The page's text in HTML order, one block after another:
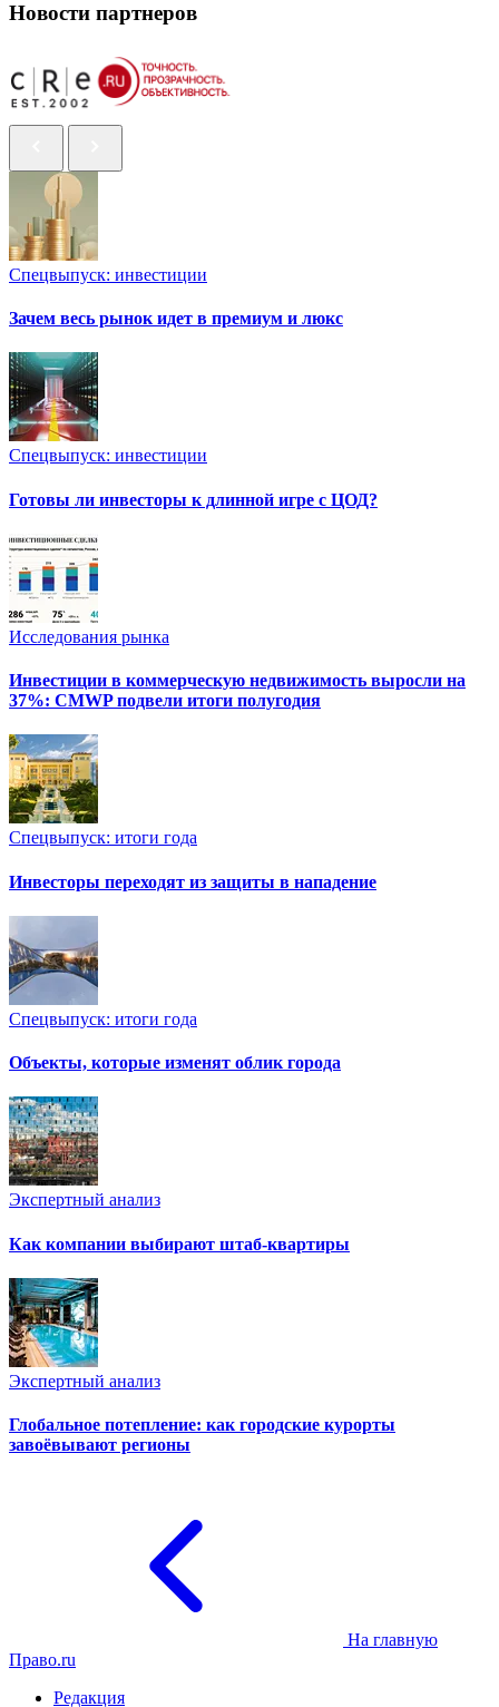
Новости партнеров
Спецвыпуск: инвестиции
Зачем весь рынок идет в премиум и люкс
Спецвыпуск: инвестиции
Готовы ли инвесторы к длинной игре с ЦОД?
Исследования рынка
Инвестиции в коммерческую недвижимость выросли на
37%: CMWP подвели итоги полугодия
Спецвыпуск: итоги года
Инвесторы переходят из защиты в нападение
Спецвыпуск: итоги года
Объекты, которые изменят облик города
Экспертный анализ
Как компании выбирают штаб-квартиры
Экспертный анализ
Глобальное потепление: как городские курорты
завоёвывают регионы
На главную
Право.ru
Редакция